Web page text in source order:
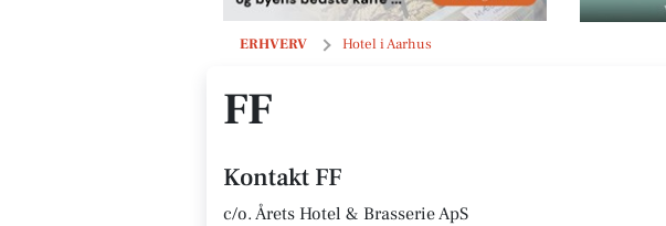
ERHVERV Hotel i Aarhus
FF
FF
Kontakt FF
c/o. Årets Hotel & Brasserie ApS